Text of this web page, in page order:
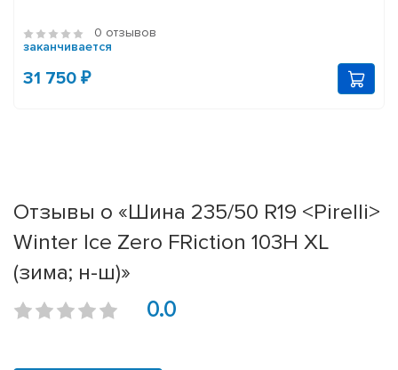
0 отзывов
заканчивается
31 750 ₽
Отзывы о «Шина 235/50 R19 <Pirelli>
Winter Ice Zero FRiction 103H XL
(зима; н-ш)»
0.0